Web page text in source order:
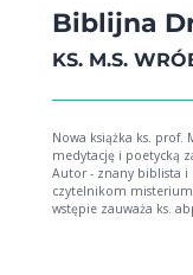
Biblijna
KS. M.S.
Nowa książka ks. prof.
medytację i poetycką
Autor - znany biblista i
czytelnikom misterium
wstępie zauważa ks.